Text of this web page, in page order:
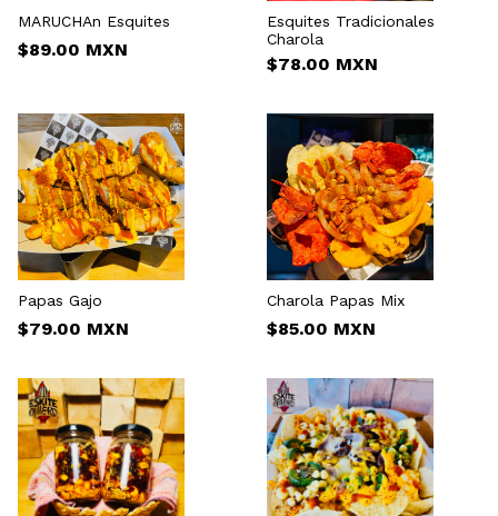
MARUCHAn Esquites
$89.00 MXN
Esquites Tradicionales
Charola
$78.00 MXN
Papas Gajo
$79.00 MXN
Charola Papas Mix
$85.00 MXN